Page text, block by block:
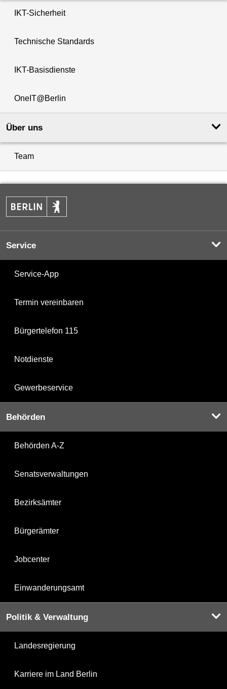
IKT-Sicherheit
Technische Standards
IKT-Basisdienste
OneIT@Berlin
Über uns
Team
Service
Service-App
Termin vereinbaren
Bürgertelefon 115
Notdienste
Gewerbeservice
Behörden
Behörden A-Z
Senatsverwaltungen
Bezirksämter
Bürgerämter
Jobcenter
Einwanderungsamt
Politik & Verwaltung
Landesregierung
Karriere im Land Berlin